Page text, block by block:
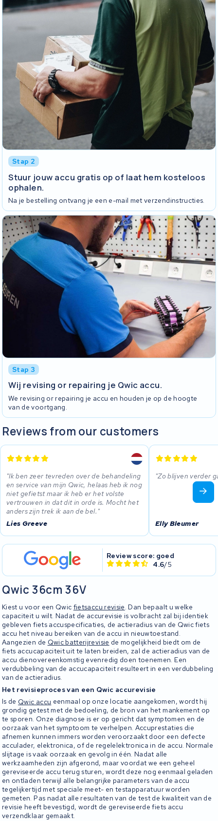
Stap 2
Stuur jouw accu gratis op of laat hem kosteloos
ophalen.
Na je bestelling ontvang je een e-mail met verzendinstructies.
Stap 3
Wij revising or repairing je Qwic accu.
We revising or repairing je accu en houden je op de hoogte
van de voortgang.
Reviews from our customers
Ik ben zeer tevreden over de behandeling
en service van mijn Qwic, helaas heb ik nog
niet gefietst maar ik heb er het volste
vertrouwen in dat dit in orde is. Mocht het
anders zijn trek ik aan de bel.
Lies Greeve
Zo blijven verder
Elly Bleumer
Review score: goed
4.6/5
Qwic 36cm 36V
Kiest u voor een Qwic fietsaccu revisie. Dan bepaalt u welke
capaciteit u wilt. Nadat de accurevisie is volbracht zal bij identiek
gebleven fiets accuspecificaties, de actieradius van de Qwic fiets
accu het niveau bereiken van de accu in nieuwtoestand.
Aangezien de Qwic batterijrevisie de mogelijkheid biedt om de
fiets accucapaciteit uit te laten breiden, zal de actieradius van de
accu dienovereenkomstig evenredig doen toenemen. Een
verdubbeling van de accucapaciteit resulteert in een verdubbeling
van de actieradius.
Het revisieproces van een Qwic accurevisie
Is de Qwic accu eenmaal op onze locatie aangekomen, wordt hij
grondig getest met de bedoeling, de bron van het mankement op
te sporen. Onze diagnose is er op gericht dat symptomen en de
oorzaak van het symptoom te verhelpen. Accuprestaties die
afnemen kunnen immers worden veroorzaakt door een defecte
acculader, elektronica, of de regelelektronica in de accu. Normale
slijtage is vaak oorzaak en gevolg in één. Nadat alle
werkzaamheden zijn afgerond, maar voordat we een geheel
gereviseerde accu terug sturen, wordt deze nog eenmaal geladen
en ontladen terwijl alle belangrijke parameters van de accu
tegelijkertijd met speciale meet- en testapparatuur worden
gemeten. Pas nadat alle resultaten van de test de kwaliteit van de
revisie heeft bevestigd, wordt de gereviseerde fiets accu
verzendklaar gemaakt.